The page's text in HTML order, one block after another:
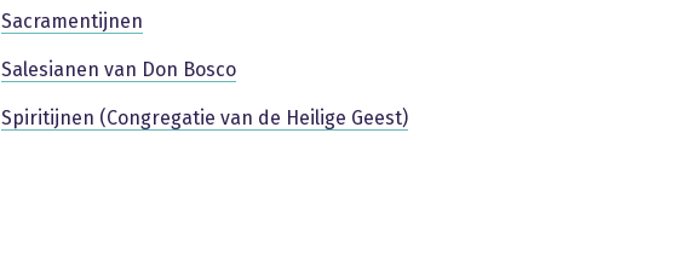
Sacramentijnen
Salesianen van Don Bosco
Spiritijnen (Congregatie van de Heilige Geest)